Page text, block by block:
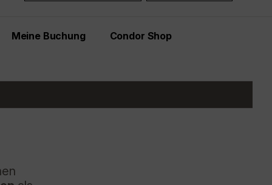
Meine Buchung Condor Shop